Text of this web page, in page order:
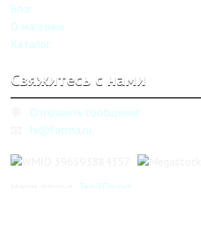
Блог
О магазине
Каталог
Свяжитесь с нами
Отправить сообщение
hi@fatma.ru
ТвойПринт